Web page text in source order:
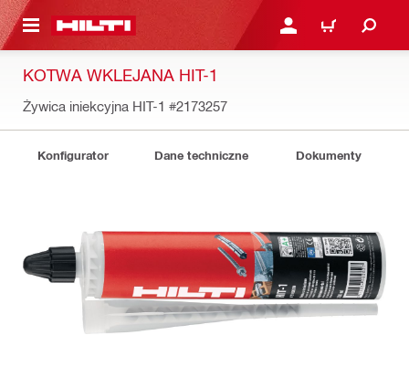
GŁÓWNEJ ZALOGUJ SIĘ LUB
KOSZYK
KOTWA WKLEJANA HIT-1
Żywica iniekcyjna HIT-1 #2173257
Konfigurator Dane techniczne Dokumenty